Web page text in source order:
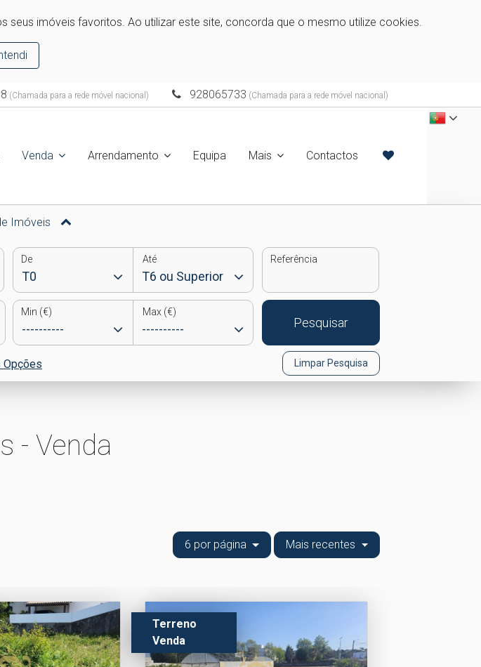
seus imóveis favoritos. Ao utilizar este site, concorda que o mesmo utilize cookies.
(Chamada para a rede móvel nacional) 928065733 (Chamada para a rede móvel nacional)
Venda Arrendamento Equipa Mais Contactos
Imóveis
De Até Referência
Min (€) Max (€)
Pesquisar
Opções Limpar Pesquisa
- Venda
6 por página Mais recentes
Terreno
Venda